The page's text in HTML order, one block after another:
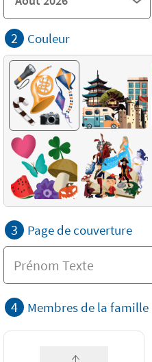
2 Couleur
3 Page de couverture
4 Membres de la famille